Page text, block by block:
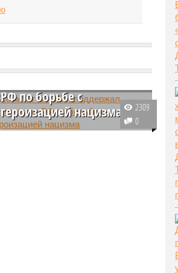
Комитет ГА ООН
РФ по борьбе с
героизацией нацизма
Третий комитет ГА ООН
2309
0